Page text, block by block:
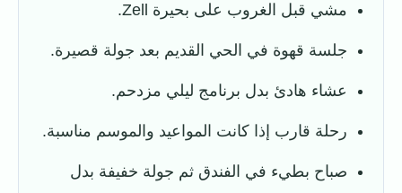
مشي قبل الغروب على بحيرة Zell.
جلسة قهوة في الحي القديم بعد جولة قصيرة.
عشاء هادئ بدل برنامج ليلي مزدحم.
رحلة قارب إذا كانت المواعيد والموسم مناسبة.
صباح بطيء في الفندق ثم جولة خفيفة بدل